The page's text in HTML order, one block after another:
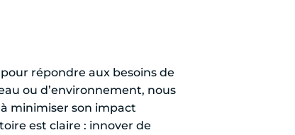
répondre aux besoins de
ou d’environnement, nous
minimiser son impact
est claire : innover de